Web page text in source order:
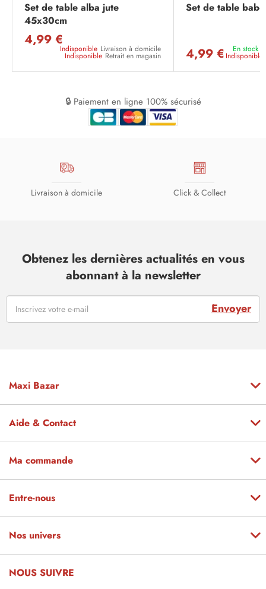
Set de table alba jute
45x30cm
4,99 €
Indisponible Livraison à domicile
Indisponible Retrait en magasin
Set de table
4,99 € En stock
Indisponible
🔒 Paiement en ligne 100% sécurisé
Livraison à domicile Click & Collect
Obtenez les dernières actualités en vous
abonnant à la newsletter
Envoyer
Maxi Bazar
Aide & Contact
Ma commande
Entre-nous
Nos univers
NOUS SUIVRE